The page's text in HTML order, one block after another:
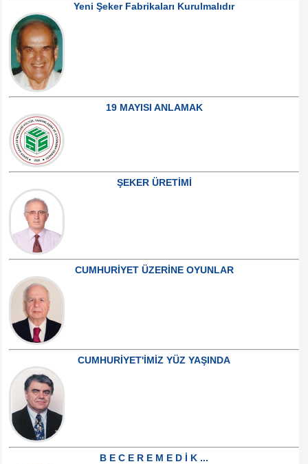
Yeni Şeker Fabrikaları Kurulmalıdır
19 MAYISI ANLAMAK
ŞEKER ÜRETİMİ
CUMHURİYET ÜZERİNE OYUNLAR
CUMHURİYET'İMİZ YÜZ YAŞINDA
B E C E R E M E D İ K ...